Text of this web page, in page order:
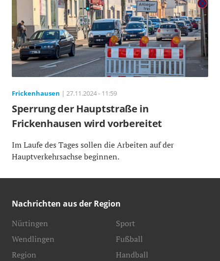
Frickenhausen | 27.11.2024 - 11:59
Sperrung der Hauptstraße in
Frickenhausen wird vorbereitet
Im Laufe des Tages sollen die Arbeiten auf der
Hauptverkehrsachse beginnen.
Nachrichten aus der Region
Nürtingen
Wendlingen
Region
Sport
Fußball
Handball